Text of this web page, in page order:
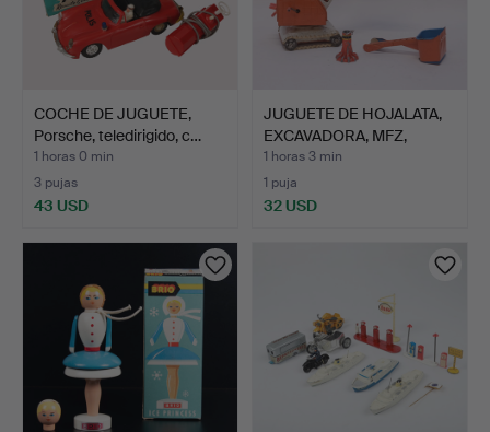
COCHE DE JUGUETE,
Porsche, teledirigido, c…
1 horas 0 min
3 pujas
43 USD
JUGUETE DE HOJALATA,
EXCAVADORA, MFZ,
ALEM…
1 horas 3 min
1 puja
32 USD